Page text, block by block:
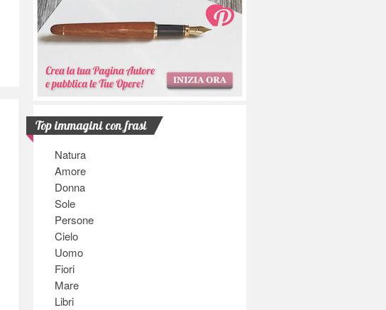
Top immagini con frasi
Natura
Amore
Donna
Sole
Persone
Cielo
Uomo
Fiori
Mare
Libri